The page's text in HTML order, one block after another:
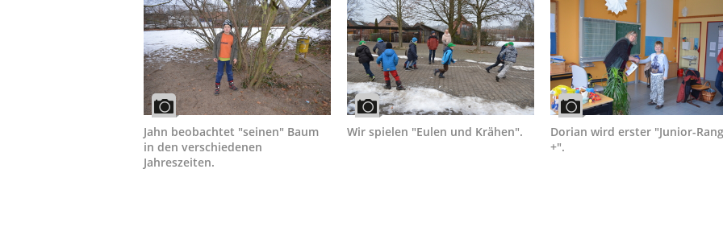
Jahn beobachtet "seinen" Baum
in den verschiedenen
Jahreszeiten.
Wir spielen "Eulen und Krähen".
Dorian wird erster "Junior-
+".